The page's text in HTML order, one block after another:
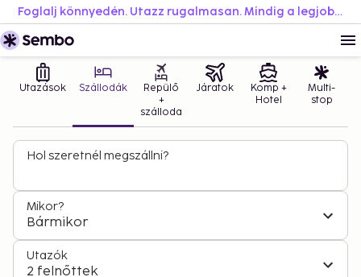
Foglalj könnyedén. Utazz rugalmasan. Mindig a legjobb áron.
Utazások Szállodák
Repülő
+
szálloda
Járatok
Komp +
Hotel
Multi-
stop
Hol szeretnél megszállni?
Mikor?
Bármikor
Utazók
2 felnőttek